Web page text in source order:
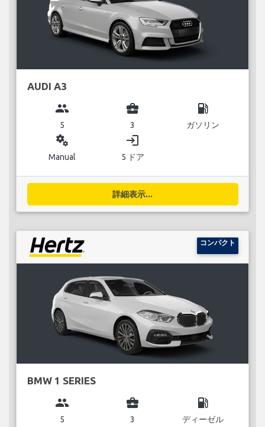
AUDI A3
group
5
business_center
3
local_gas_station
ガソリン
miscellaneous_services
Manual
login
5 ドア
詳細表示...
コンパクト
BMW 1 SERIES
group
5
business_center
3
local_gas_station
ディーゼル